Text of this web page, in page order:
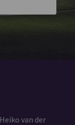
van der